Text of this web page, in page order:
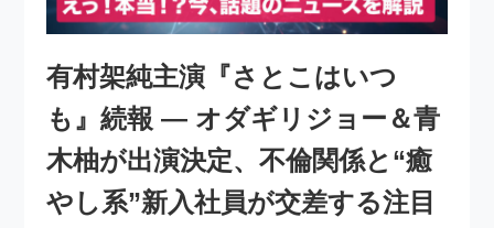
有村架純主演『さとこはいつ
も』続報 ― オダギリジョー＆青
木柚が出演決定、不倫関係と“癒
やし系”新入社員が交差する注目